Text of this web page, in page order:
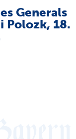
Generals
Polozk, 18.